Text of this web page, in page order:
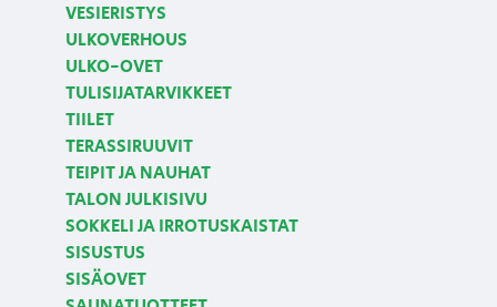
VESIERISTYS
ULKOVERHOUS
ULKO-OVET
TULISIJATARVIKKEET
TIILET
TERASSIRUUVIT
TEIPIT JA NAUHAT
TALON JULKISIVU
SOKKELI JA IRROTUSKAISTAT
SISUSTUS
SISÄOVET